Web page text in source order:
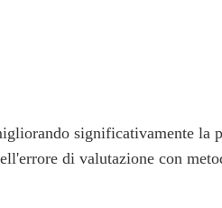
significativamente la
di valutazione con